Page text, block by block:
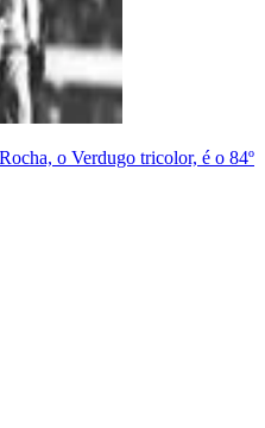
o Verdugo tricolor, é o 84º